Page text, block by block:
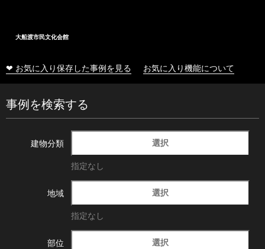
大船渡市民文化会館
❤ お気に入り保存した事例を見る お気に入り機能について
事例を検索する
建物分類 選択
指定なし
地域 選択
指定なし
部位 選択